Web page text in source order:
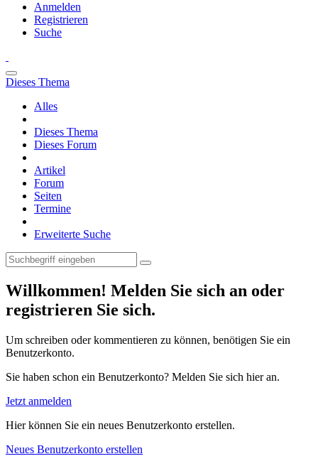
Anmelden
Registrieren
Suche
Dieses Thema
Alles
Dieses Thema
Dieses Forum
Artikel
Forum
Seiten
Termine
Erweiterte Suche
Willkommen! Melden Sie sich an oder
registrieren Sie sich.
Um schreiben oder kommentieren zu können, benötigen Sie ein
Benutzerkonto.
Sie haben schon ein Benutzerkonto? Melden Sie sich hier an.
Jetzt anmelden
Hier können Sie ein neues Benutzerkonto erstellen.
Neues Benutzerkonto erstellen